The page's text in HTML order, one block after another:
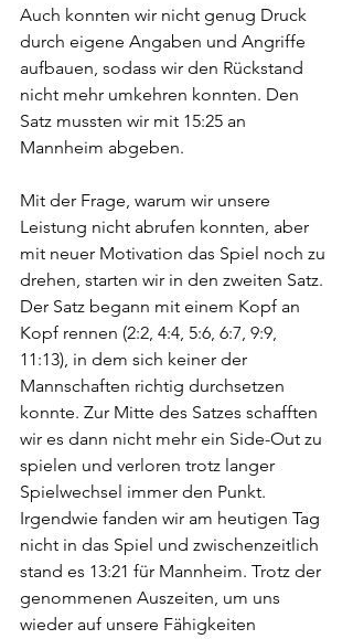
Auch konnten wir nicht genug Druck
durch eigene Angaben und Angriffe
aufbauen, sodass wir den Rückstand
nicht mehr umkehren konnten. Den
Satz mussten wir mit 15:25 an
Mannheim abgeben.
Mit der Frage, warum wir unsere
Leistung nicht abrufen konnten, aber
mit neuer Motivation das Spiel noch zu
drehen, starten wir in den zweiten Satz.
Der Satz begann mit einem Kopf an
Kopf rennen (2:2, 4:4, 5:6, 6:7, 9:9,
11:13), in dem sich keiner der
Mannschaften richtig durchsetzen
konnte. Zur Mitte des Satzes schafften
wir es dann nicht mehr ein Side-Out zu
spielen und verloren trotz langer
Spielwechsel immer den Punkt.
Irgendwie fanden wir am heutigen Tag
nicht in das Spiel und zwischenzeitlich
stand es 13:21 für Mannheim. Trotz der
genommenen Auszeiten, um uns
wieder auf unsere Fähigkeiten